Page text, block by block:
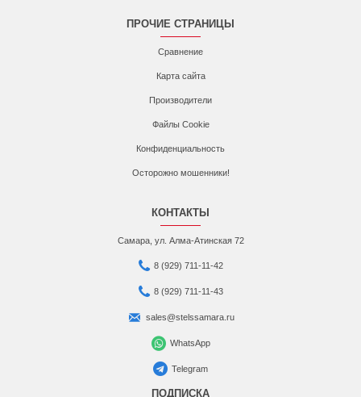
ПРОЧИЕ СТРАНИЦЫ
Сравнение
Карта сайта
Производители
Файлы Cookie
Конфиденциальность
Осторожно мошенники!
КОНТАКТЫ
Самара, ул. Алма-Атинская 72
8 (929) 711-11-42
8 (929) 711-11-43
sales@stelssamara.ru
WhatsApp
Telegram
ПОДПИСКА